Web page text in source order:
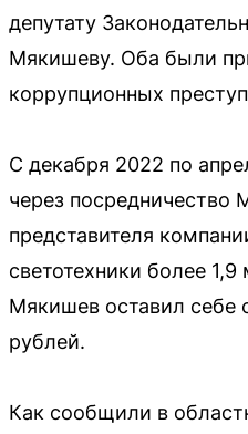
депутату
Мякишеву. Оба были
коррупционных
С декабря 2022 по
через посредничество
представителя
светотехники более
Мякишев оставил
рублей.
Как сообщили в